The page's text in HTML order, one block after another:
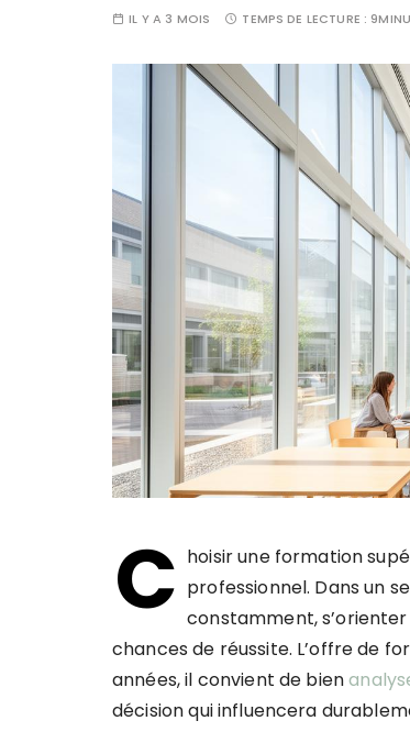
IL Y A 3 MOIS TEMPS DE LECTURE :
C hoisir une formation
professionnel. Dans un
constamment,
chances de réussite. L’offre de
années, il convient de bien
décision qui influencera